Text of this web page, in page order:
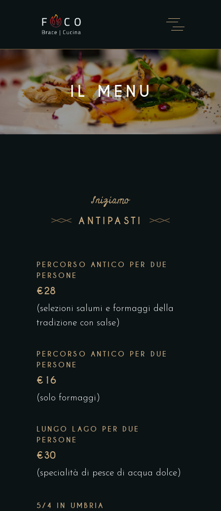
IL MENU
Iniziamo
ANTIPASTI
PERCORSO ANTICO PER DUE
PERSONE
€28
(selezioni salumi e formaggi della
tradizione con salse)
PERCORSO ANTICO PER DUE
PERSONE
€16
(solo formaggi)
LUNGO LAGO PER DUE
PERSONE
€30
(specialità di pesce di acqua dolce)
5/4 IN UMBRIA